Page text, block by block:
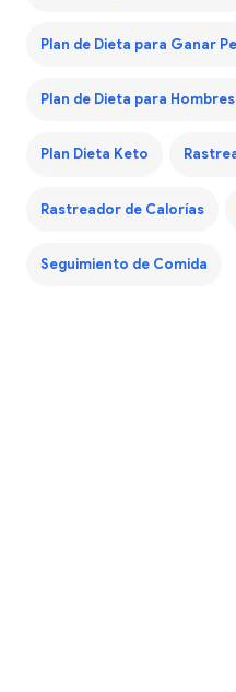
Plan de Dieta para Ganar
Plan de Dieta para
Plan Dieta Keto
Rastreador de Calorías
Seguimiento de Comida